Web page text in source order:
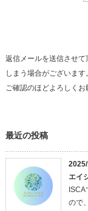
返信メールを送信させ
しまう場合がございます。
ご確認のほどよろしくお
最近の投稿
エイ
ので